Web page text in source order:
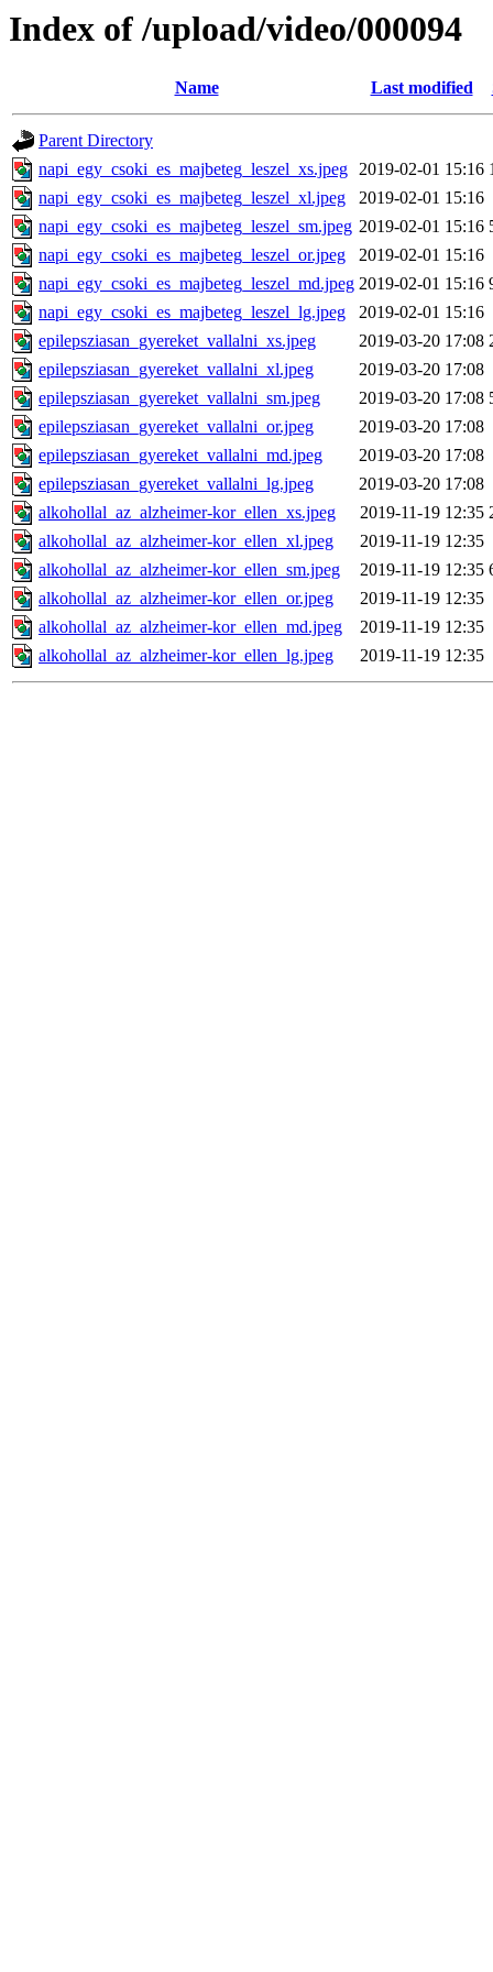
Index of /upload/video/000094
Name Last modified
Parent Directory
napi_egy_csoki_es_majbeteg_leszel_xs.jpeg 2019-02-01 15:16
napi_egy_csoki_es_majbeteg_leszel_xl.jpeg
2019-02-01 15:16
napi_egy_csoki_es_majbeteg_leszel_sm.jpeg 2019-02-01 15:16
napi_egy_csoki_es_majbeteg_leszel_or.jpeg
2019-02-01 15:16
napi_egy_csoki_es_majbeteg_leszel_md.jpeg 2019-02-01 15:16
napi_egy_csoki_es_majbeteg_leszel_lg.jpeg
2019-02-01 15:16
epilepsziasan_gyereket_vallalni_xs.jpeg
2019-03-20 17:08
epilepsziasan_gyereket_vallalni_xl.jpeg
2019-03-20 17:08
epilepsziasan_gyereket_vallalni_sm.jpeg
2019-03-20 17:08
epilepsziasan_gyereket_vallalni_or.jpeg
2019-03-20 17:08
epilepsziasan_gyereket_vallalni_md.jpeg
2019-03-20 17:08
epilepsziasan_gyereket_vallalni_lg.jpeg
2019-03-20 17:08
alkohollal_az_alzheimer-kor_ellen_xs.jpeg
2019-11-19 12:35
alkohollal_az_alzheimer-kor_ellen_xl.jpeg
2019-11-19 12:35
alkohollal_az_alzheimer-kor_ellen_sm.jpeg
2019-11-19 12:35
alkohollal_az_alzheimer-kor_ellen_or.jpeg
2019-11-19 12:35
alkohollal_az_alzheimer-kor_ellen_md.jpeg
2019-11-19 12:35
alkohollal_az_alzheimer-kor_ellen_lg.jpeg
2019-11-19 12:35